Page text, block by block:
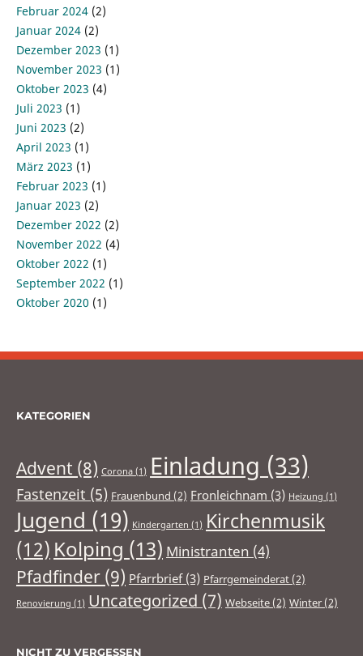
Februar 2024 (2)
Januar 2024 (2)
Dezember 2023 (1)
November 2023 (1)
Oktober 2023 (4)
Juli 2023 (1)
Juni 2023 (2)
April 2023 (1)
März 2023 (1)
Februar 2023 (1)
Januar 2023 (2)
Dezember 2022 (2)
November 2022 (4)
Oktober 2022 (1)
September 2022 (1)
Oktober 2020 (1)
KATEGORIEN
Advent (8) Corona (1) Einladung (33)
Fastenzeit (5) Frauenbund (2) Fronleichnam (3) Heizung (1)
Jugend (19) Kindergarten (1) Kirchenmusik
(12) Kolping (13) Ministranten (4)
Pfadfinder (9) Pfarrbrief(3) Pfarrgemeinderat (2)
Renovierung (1) Uncategorized (7) Webseite (2) Winter (2)
NICHT ZU VERGESSEN